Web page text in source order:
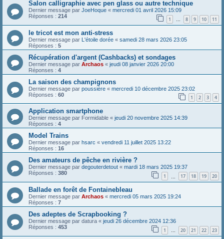
Salon calligraphie avec pen glass ou autre technique
Dernier message par JoeHoque « mercredi 01 avril 2026 15:09
Réponses : 214 1 … 8 9 10 11
le tricot est mon anti-stress
Dernier message par L'étoile dorée « samedi 28 mars 2026 23:05
Réponses : 5
Récupération d'argent (Cashbacks) et sondages
Dernier message par Archaos « jeudi 08 janvier 2026 20:00
Réponses : 4
La saison des champignons
Dernier message par poussière « mercredi 10 décembre 2025 23:02
Réponses : 60 1 2 3 4
Application smartphone
Dernier message par Formidable « jeudi 20 novembre 2025 14:39
Réponses : 4
Model Trains
Dernier message par hsarc « vendredi 11 juillet 2025 13:22
Réponses : 16
Des amateurs de pêche en rivière ?
Dernier message par degouterdetout « mardi 18 mars 2025 19:37
Réponses : 380 1 17 18 19 20
Ballade en forêt de Fontainebleau
Dernier message par Archaos « mercredi 05 mars 2025 19:24
Réponses : 7
Des adeptes de Scrapbooking ?
Dernier message par datura « jeudi 26 décembre 2024 12:36
Réponses : 453 1 … 20 21 22 23